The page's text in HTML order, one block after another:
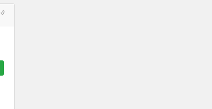
0 موجود است